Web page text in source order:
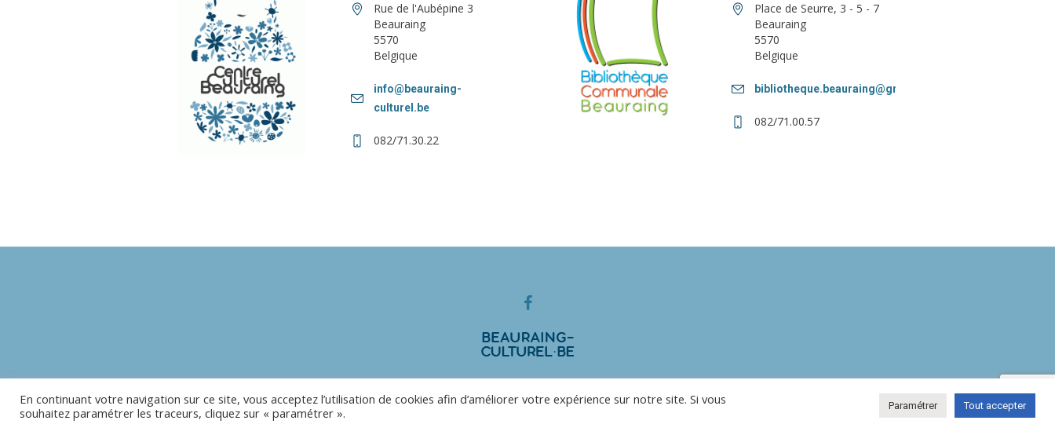
Rue de l'Aubépine 3
Beauraing
5570
Belgique
info@beauraing-
culturel.be
082/71.30.22
Place de Seurre, 3 - 5 - 7
Beauraing
5570
Belgique
bibliotheque.beauraing@gmail.com
082/71.00.57
En continuant votre navigation sur ce site, vous acceptez l’utilisation de cookies afin d’améliorer votre expérience sur notre site. Si vous
souhaitez paramétrer les traceurs, cliquez sur « paramétrer ».
Paramétrer Tout accepter